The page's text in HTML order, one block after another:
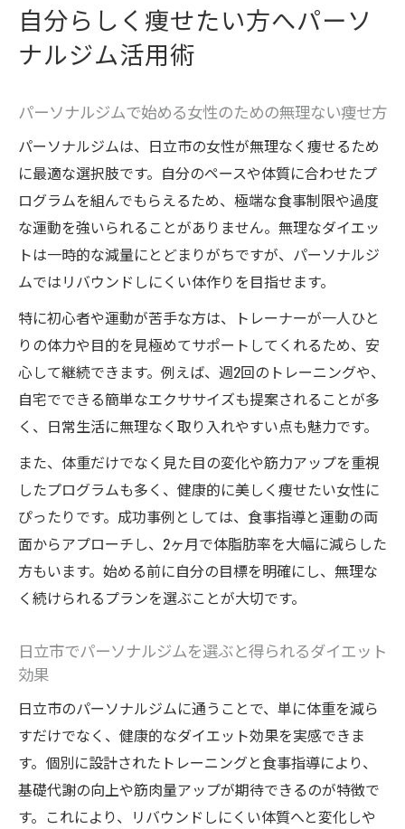
パーソナルジム利用で理想の体型を叶える
ポイント
る理由
パーソナルジム選びで叶える理想のダイエット
計画
パーソナルジム選びは生活リズムと相性が
大切
日立市で痩せたい女性向けジムのポイント
を解説
パーソナルジムで失敗しないプログラム選
択法
理想のダイエット実現に必要なパーソナル
サポート
口コミやレビューでパーソナルジムの良し
悪しを見極める
日立市で話題のパーソナルジムの痩せる仕組み
徹底解説
日立市パーソナルジムのオーダーメイド痩
身プログラムとは
パーソナルジムで実践する効果的なダイエ
トレーナー指導によるパーソナルジムの特
女性向けパーソナルジムの食事指導とサポ
ート内容
痩せるためのパーソナルジムの継続サポー
ト体制
自分らしく痩せたい方へパーソ
ナルジム活用術
パーソナルジムで始める女性のための無理ない痩せ方
パーソナルジムは、日立市の女性が無理なく痩せるため
に最適な選択肢です。自分のペースや体質に合わせたプ
ログラムを組んでもらえるため、極端な食事制限や過度
な運動を強いられることがありません。無理なダイエッ
トは一時的な減量にとどまりがちですが、パーソナルジ
ムではリバウンドしにくい体作りを目指せます。
特に初心者や運動が苦手な方は、トレーナーが一人ひと
りの体力や目的を見極めてサポートしてくれるため、安
心して継続できます。例えば、週2回のトレーニングや、
自宅でできる簡単なエクササイズも提案されることが多
く、日常生活に無理なく取り入れやすい点も魅力です。
また、体重だけでなく見た目の変化や筋力アップを重視
したプログラムも多く、健康的に美しく痩せたい女性に
ぴったりです。成功事例としては、食事指導と運動の両
面からアプローチし、2ヶ月で体脂肪率を大幅に減らした
方もいます。始める前に自分の目標を明確にし、無理な
く続けられるプランを選ぶことが大切です。
日立市でパーソナルジムを選ぶと得られるダイエット
効果
日立市のパーソナルジムに通うことで、単に体重を減ら
すだけでなく、健康的なダイエット効果を実感できま
す。個別に設計されたトレーニングと食事指導により、
基礎代謝の向上や筋肉量アップが期待できるのが特徴で
す。これにより、リバウンドしにくい体質へと変化しや